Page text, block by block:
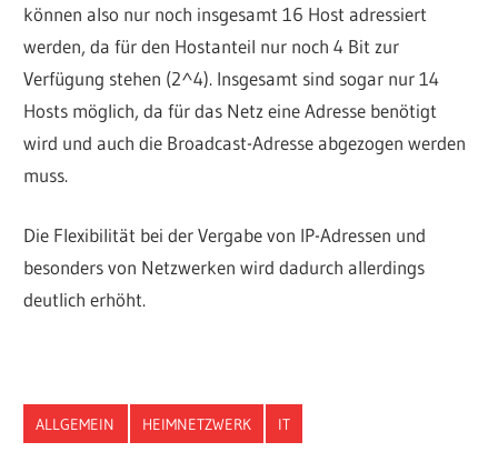
können also nur noch insgesamt 16 Host adressiert
werden, da für den Hostanteil nur noch 4 Bit zur
Verfügung stehen (2^4). Insgesamt sind sogar nur 14
Hosts möglich, da für das Netz eine Adresse benötigt
wird und auch die Broadcast-Adresse abgezogen werden
muss.
Die Flexibilität bei der Vergabe von IP-Adressen und
besonders von Netzwerken wird dadurch allerdings
deutlich erhöht.
ALLGEMEIN HEIMNETZWERK IT